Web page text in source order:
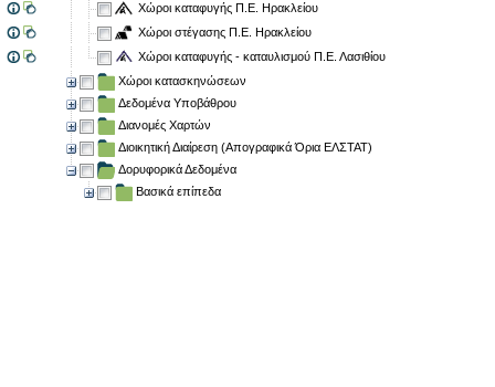
Χώροι καταφυγής Π.Ε. Ηρακλείου
Χώροι στέγασης Π.Ε. Ηρακλείου
Χώροι καταφυγής - καταυλισμού Π.Ε. Λασιθίου
Χώροι κατασκηνώσεων
Δεδομένα Υποβάθρου
Διανομές Χαρτών
Διοικητική Διαίρεση (Απογραφικά Όρια ΕΛΣΤΑΤ)
Δορυφορικά Δεδομένα
Βασικά επίπεδα